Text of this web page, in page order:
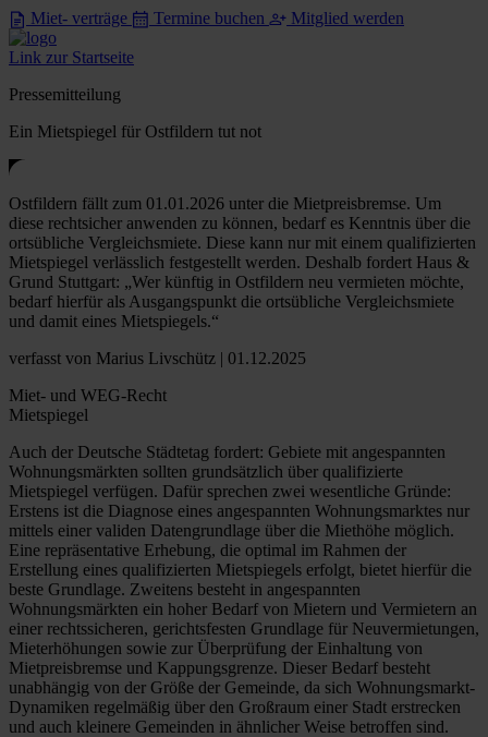
Miet- verträge Termine buchen Mitglied werden
Link zur Startseite
Pressemitteilung
Ein Mietspiegel für Ostfildern tut not
Ostfildern fällt zum 01.01.2026 unter die Mietpreisbremse. Um
diese rechtsicher anwenden zu können, bedarf es Kenntnis über die
ortsübliche Vergleichsmiete. Diese kann nur mit einem qualifizierten
Mietspiegel verlässlich festgestellt werden. Deshalb fordert Haus &
Grund Stuttgart: „Wer künftig in Ostfildern neu vermieten möchte,
bedarf hierfür als Ausgangspunkt die ortsübliche Vergleichsmiete
und damit eines Mietspiegels.“
verfasst von Marius Livschütz | 01.12.2025
Miet- und WEG-Recht
Mietspiegel
Auch der Deutsche Städtetag fordert: Gebiete mit angespannten
Wohnungsmärkten sollten grundsätzlich über qualifizierte
Mietspiegel verfügen. Dafür sprechen zwei wesentliche Gründe:
Erstens ist die Diagnose eines angespannten Wohnungsmarktes nur
mittels einer validen Datengrundlage über die Miethöhe möglich.
Eine repräsentative Erhebung, die optimal im Rahmen der
Erstellung eines qualifizierten Mietspiegels erfolgt, bietet hierfür die
beste Grundlage. Zweitens besteht in angespannten
Wohnungsmärkten ein hoher Bedarf von Mietern und Vermietern an
einer rechtssicheren, gerichtsfesten Grundlage für Neuvermietungen,
Mieterhöhungen sowie zur Überprüfung der Einhaltung von
Mietpreisbremse und Kappungsgrenze. Dieser Bedarf besteht
unabhängig von der Größe der Gemeinde, da sich Wohnungsmarkt-
Dynamiken regelmäßig über den Großraum einer Stadt erstrecken
und auch kleinere Gemeinden in ähnlicher Weise betroffen sind.